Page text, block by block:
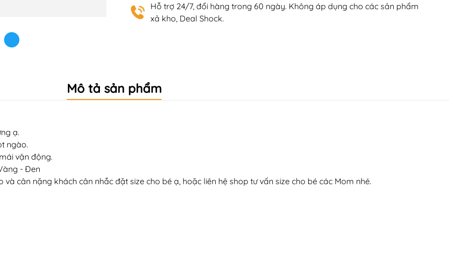
Hỗ trợ 24/7, đổi hàng trong 60 ngày. Không áp dụng cho các sản phẩm
xả kho, Deal Shock.
Mô tả sản phẩm
ạ.
ngào.
vận động.
- Đen
và cân nặng khách cân nhắc đặt size cho bé ạ, hoặc liên hệ shop tư vấn size cho bé các Mom nhé.